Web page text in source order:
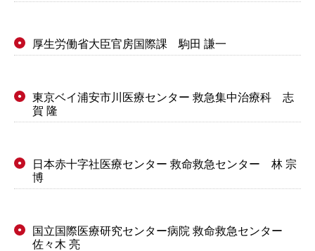
● 厚生労働省大臣官房国際課 駒田 謙一
●
東京ベイ浦安市川医療センター 救急集中治療科 志
賀 隆
●
日本赤十字社医療センター 救命救急センター 林 宗
博
●
国立国際医療研究センター病院 救命救急センター
佐々木 亮